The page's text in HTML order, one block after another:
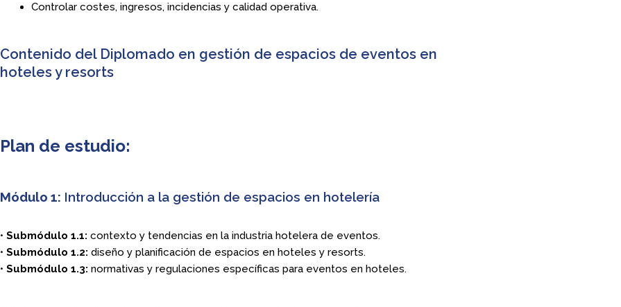
Controlar costes, ingresos, incidencias y calidad operativa.
Contenido del Diplomado en gestión de espacios de eventos en
hoteles y resorts
Plan de estudio:
Módulo 1: Introducción a la gestión de espacios en hotelería
• Submódulo 1.1: contexto y tendencias en la industria hotelera de eventos.
• Submódulo 1.2: diseño y planificación de espacios en hoteles y resorts.
• Submódulo 1.3: normativas y regulaciones específicas para eventos en hoteles.